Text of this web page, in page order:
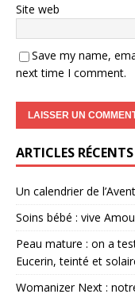
Site web
Save my name,
next time I comment.
ARTICLES RÉCENTS
Un calendrier de
Soins bébé : vive
Peau mature : on a
Eucerin, teinté et
Womanizer Next :